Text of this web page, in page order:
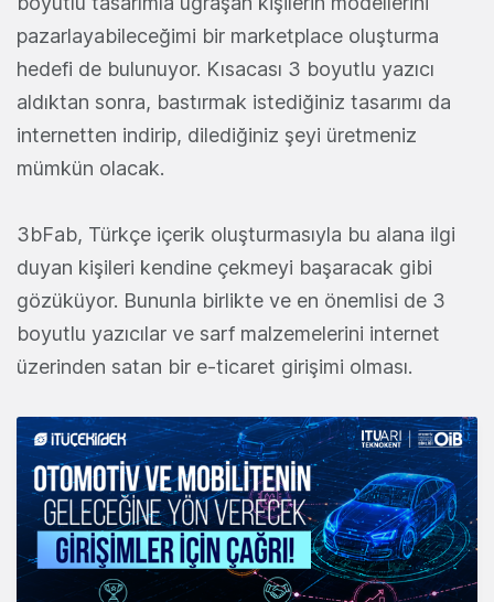
pazarlayabileceğimi bir marketplace oluşturma
hedefi de bulunuyor. Kısacası 3 boyutlu yazıcı
aldıktan sonra, bastırmak istediğiniz tasarımı da
internetten indirip, dilediğiniz şeyi üretmeniz
mümkün olacak.
3bFab, Türkçe içerik oluşturmasıyla bu alana ilgi
duyan kişileri kendine çekmeyi başaracak gibi
gözüküyor. Bununla birlikte ve en önemlisi de 3
boyutlu yazıcılar ve sarf malzemelerini internet
üzerinden satan bir e-ticaret girişimi olması.